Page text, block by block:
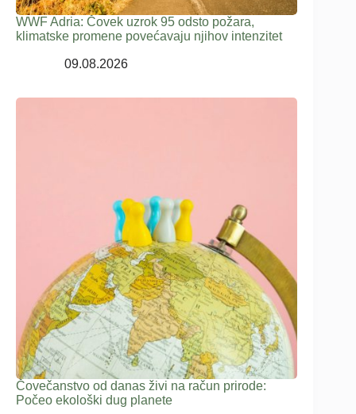
WWF Adria: Čovek uzrok 95 odsto požara,
klimatske promene povećavaju njihov intenzitet
09.08.2026
Čovečanstvo od danas živi na račun prirode:
Počeo ekološki dug planete